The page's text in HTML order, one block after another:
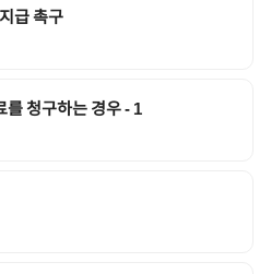
급 촉구
청구하는 경우 - 1